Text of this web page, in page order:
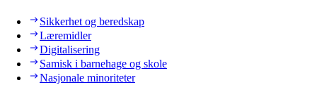
Sikkerhet og beredskap
Læremidler
Digitalisering
Samisk i barnehage og skole
Nasjonale minoriteter